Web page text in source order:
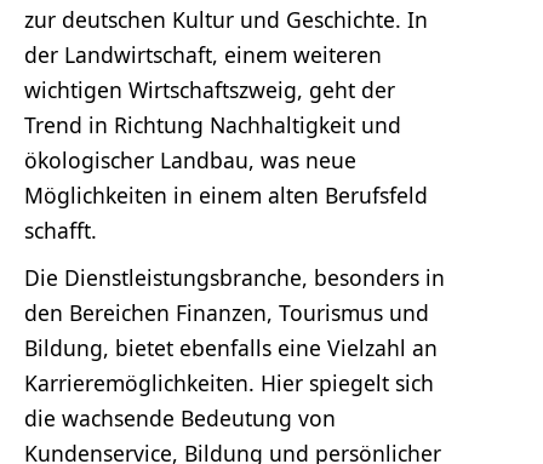
zur deutschen Kultur und Geschichte. In
der Landwirtschaft, einem weiteren
wichtigen Wirtschaftszweig, geht der
Trend in Richtung Nachhaltigkeit und
ökologischer Landbau, was neue
Möglichkeiten in einem alten Berufsfeld
schafft.
Die Dienstleistungsbranche, besonders in
den Bereichen Finanzen, Tourismus und
Bildung, bietet ebenfalls eine Vielzahl an
Karrieremöglichkeiten. Hier spiegelt sich
die wachsende Bedeutung von
Kundenservice, Bildung und persönlicher